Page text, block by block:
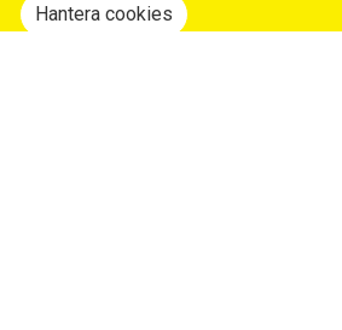
Hantera cookies